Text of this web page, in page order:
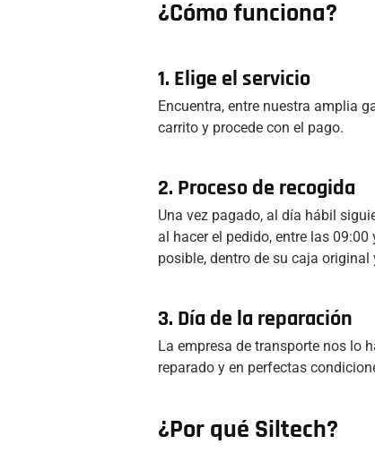
¿Cómo funciona?
1. Elige el servicio
Encuentra, entre nuestra amplia
carrito y procede con el pago.
2. Proceso de recogida
Una vez pagado, al día hábil
al hacer el pedido, entre las
posible, dentro de su caja
3. Día de la reparación
La empresa de transporte nos lo
reparado y en perfectas
¿Por qué Siltech?